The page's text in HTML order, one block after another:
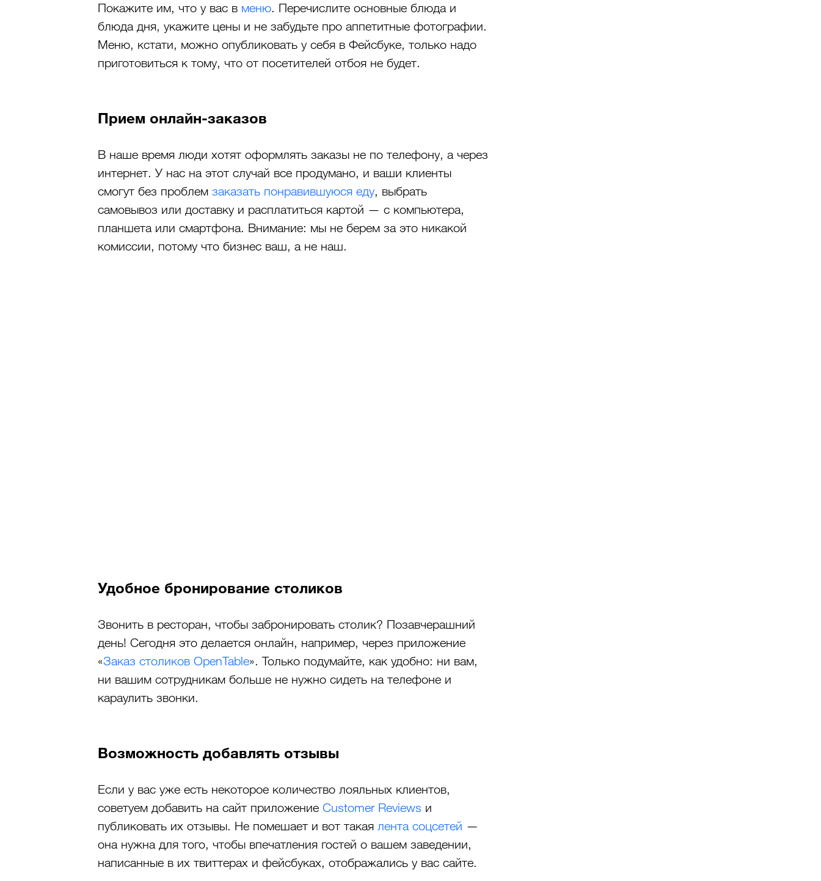
Покажите им, что у вас в меню. Перечислите основные блюда и
блюда дня, укажите цены и не забудьте про аппетитные фотографии.
Меню, кстати, можно опубликовать у себя в Фейсбуке, только надо
приготовиться к тому, что от посетителей отбоя не будет.
Прием онлайн-заказов
В наше время люди хотят оформлять заказы не по телефону, а через
интернет. У нас на этот случай все продумано, и ваши клиенты
смогут без проблем заказать понравившуюся еду, выбрать
самовывоз или доставку и расплатиться картой — с компьютера,
планшета или смартфона. Внимание: мы не берем за это никакой
комиссии, потому что бизнес ваш, а не наш.
Удобное бронирование столиков
Звонить в ресторан, чтобы забронировать столик? Позавчерашний
день! Сегодня это делается онлайн, например, через приложение
«Заказ столиков OpenTable». Только подумайте, как удобно: ни вам,
ни вашим сотрудникам больше не нужно сидеть на телефоне и
караулить звонки.
Возможность добавлять отзывы
Если у вас уже есть некоторое количество лояльных клиентов,
советуем добавить на сайт приложение Customer Reviews и
публиковать их отзывы. Не помешает и вот такая лента соцсетей —
она нужна для того, чтобы впечатления гостей о вашем заведении,
написанные в их твиттерах и фейсбуках, отображались у вас сайте.